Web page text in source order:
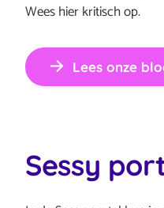
Wees hier kritisch op.
Lees onze
Sessy